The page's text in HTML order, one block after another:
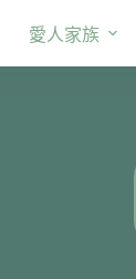
愛人家族